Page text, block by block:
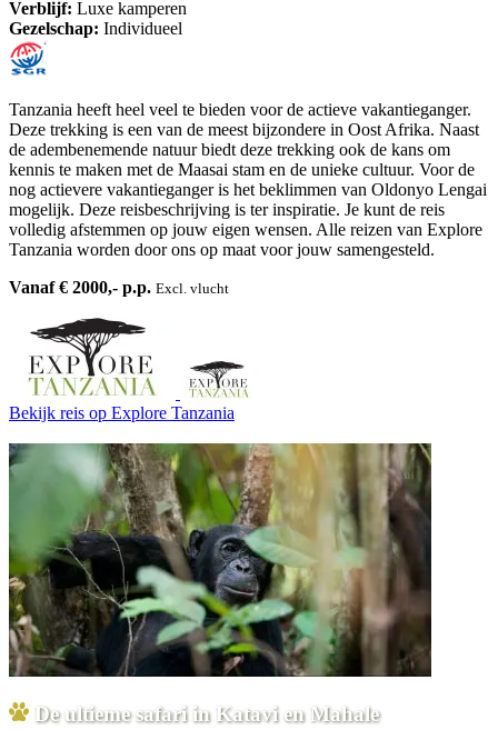
Verblijf: Luxe kamperen
Gezelschap: Individueel
Tanzania heeft heel veel te bieden voor de actieve vakantieganger.
Deze trekking is een van de meest bijzondere in Oost Afrika. Naast
de adembenemende natuur biedt deze trekking ook de kans om
kennis te maken met de Maasai stam en de unieke cultuur. Voor de
nog actievere vakantieganger is het beklimmen van Oldonyo Lengai
mogelijk. Deze reisbeschrijving is ter inspiratie. Je kunt de reis
volledig afstemmen op jouw eigen wensen. Alle reizen van Explore
Tanzania worden door ons op maat voor jouw samengesteld.
Vanaf € 2000,- p.p. Excl. vlucht
Bekijk reis op Explore Tanzania
De ultieme safari in Katavi en Mahale